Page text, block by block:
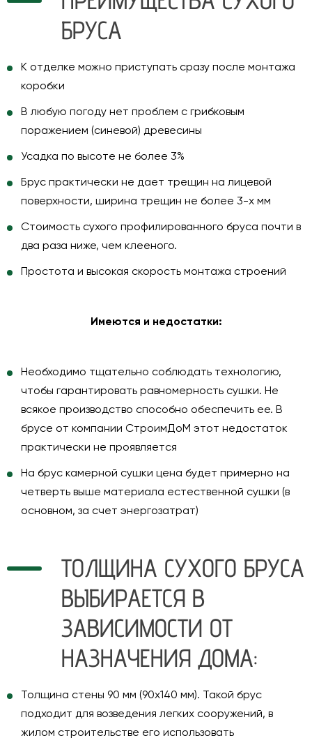
БРУСА
К отделке можно приступать сразу после монтажа
коробки
В любую погоду нет проблем с грибковым
поражением (синевой) древесины
Усадка по высоте не более 3%
Брус практически не дает трещин на лицевой
поверхности, ширина трещин не более 3-х мм
Стоимость сухого профилированного бруса почти в
два раза ниже, чем клееного.
Простота и высокая скорость монтажа строений
Имеются и недостатки:
Необходимо тщательно соблюдать технологию,
чтобы гарантировать равномерность сушки. Не
всякое производство способно обеспечить ее. В
брусе от компании СтроимДоМ этот недостаток
практически не проявляется
На брус камерной сушки цена будет примерно на
четверть выше материала естественной сушки (в
основном, за счет энергозатрат)
ТОЛЩИНА СУХОГО БРУСА
ВЫБИРАЕТСЯ В
ЗАВИСИМОСТИ ОТ
НАЗНАЧЕНИЯ ДОМА:
Толщина стены 90 мм (90х140 мм). Такой брус
подходит для возведения легких сооружений, в
жилом строительстве его использовать